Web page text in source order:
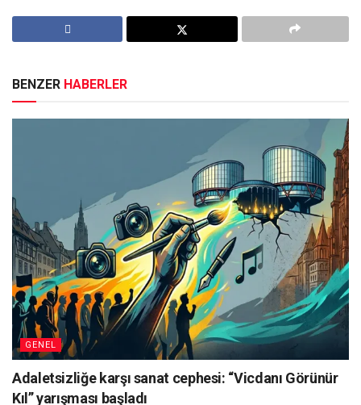
BENZER HABERLER
GENEL
Adaletsizliğe karşı sanat cephesi: “Vicdanı Görünür
Kıl” yarışması başladı